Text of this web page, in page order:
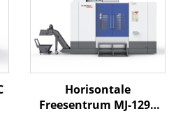
Horisontale
Freesentrum MJ-1290